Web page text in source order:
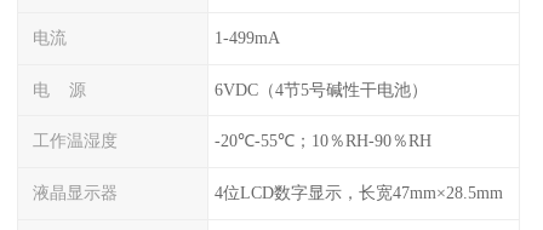
电流 1-499mA
电 源 6VDC（4节5号碱性干电池）
工作温湿度 -20℃-55℃；10％RH-90％RH
液晶显示器 4位LCD数字显示，长宽47mm×28.5mm